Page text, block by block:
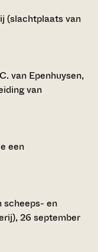
(slachtplaats van
van Epenhuysen,
van
een
scheeps- en
26 september